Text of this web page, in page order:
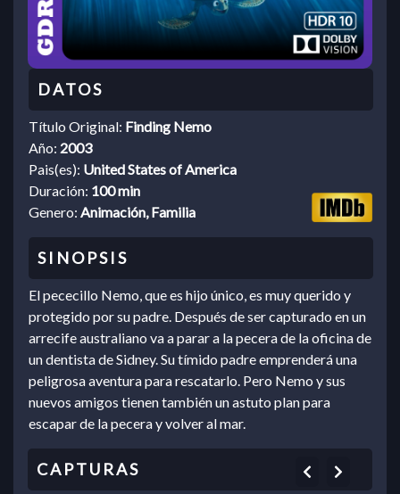
Título Original: Finding Nemo
Año: 2003
Pais(es): United States of America
Duración: 100 min
Genero: Animación, Familia
El pececillo Nemo, que es hijo único, es muy querido y
protegido por su padre. Después de ser capturado en un
arrecife australiano va a parar a la pecera de la oficina de
un dentista de Sidney. Su tímido padre emprenderá una
peligrosa aventura para rescatarlo. Pero Nemo y sus
nuevos amigos tienen también un astuto plan para
escapar de la pecera y volver al mar.
Previous